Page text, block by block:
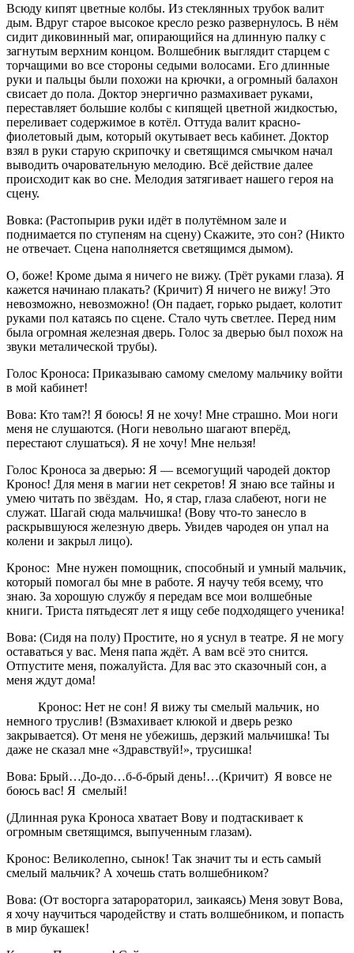
Всюду кипят цветные колбы. Из стеклянных трубок валит
дым. Вдруг старое высокое кресло резко развернулось. В нём
сидит диковинный маг, опирающийся на длинную палку с
загнутым верхним концом. Волшебник выглядит старцем с
торчащими во все стороны седыми волосами. Его длинные
руки и пальцы были похожи на крючки, а огромный балахон
свисает до пола. Доктор энергично размахивает руками,
переставляет большие колбы с кипящей цветной жидкостью,
переливает содержимое в котёл. Оттуда валит красно-
фиолетовый дым, который окутывает весь кабинет. Доктор
взял в руки старую скрипочку и светящимся смычком начал
выводить очаровательную мелодию. Всё действие далее
происходит как во сне. Мелодия затягивает нашего героя на
сцену.
Вовка: (Растопырив руки идёт в полутёмном зале и
поднимается по ступеням на сцену) Скажите, это сон? (Никто
не отвечает. Сцена наполняется светящимся дымом).
О, боже! Кроме дыма я ничего не вижу. (Трёт руками глаза). Я
кажется начинаю плакать? (Кричит) Я ничего не вижу! Это
невозможно, невозможно! (Он падает, горько рыдает, колотит
руками пол катаясь по сцене. Стало чуть светлее. Перед ним
была огромная железная дверь. Голос за дверью был похож на
звуки металической трубы).
Голос Кроноса: Приказываю самому смелому мальчику войти
в мой кабинет!
Вова: Кто там?! Я боюсь! Я не хочу! Мне страшно. Мои ноги
меня не слушаются. (Ноги невольно шагают вперёд,
перестают слушаться). Я не хочу! Мне нельзя!
Голос Кроноса за дверью: Я — всемогущий чародей доктор
Кронос! Для меня в магии нет секретов! Я знаю все тайны и
умею читать по звёздам. Но, я стар, глаза слабеют, ноги не
служат. Шагай сюда мальчишка! (Вову что-то занесло в
раскрывшуюся железную дверь. Увидев чародея он упал на
колени и закрыл лицо).
Кронос: Мне нужен помощник, способный и умный мальчик,
который помогал бы мне в работе. Я научу тебя всему, что
знаю. За хорошую службу я передам все мои волшебные
книги. Триста пятьдесят лет я ищу себе подходящего ученика!
Вова: (Сидя на полу) Простите, но я уснул в театре. Я не могу
оставаться у вас. Меня папа ждёт. А вам всё это снится.
Отпустите меня, пожалуйста. Для вас это сказочный сон, а
меня ждут дома!
Кронос: Нет не сон! Я вижу ты смелый мальчик, но
немного труслив! (Взмахивает клюкой и дверь резко
закрывается). От меня не убежишь, дерзкий мальчишка! Ты
даже не сказал мне «Здравствуй!», трусишка!
Вова: Брый…До-до…б-б-брый день!…(Кричит) Я вовсе не
боюсь вас! Я смелый!
(Длинная рука Кроноса хватает Вову и подтаскивает к
огромным светящимся, выпученным глазам).
Кронос: Великолепно, сынок! Так значит ты и есть самый
смелый мальчик? А хочешь стать волшебником?
Вова: (От восторга затарораторил, заикаясь) Меня зовут Вова,
я хочу научиться чародейству и стать волшебником, и попасть
в мир букашек!